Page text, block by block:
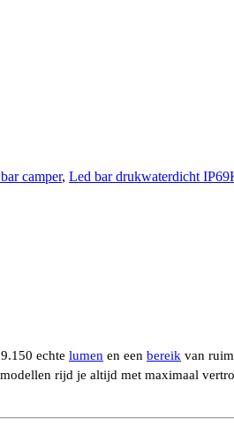
camper, Led bar drukwaterdicht
echte lumen en een bereik van
rijd je altijd met maximaal